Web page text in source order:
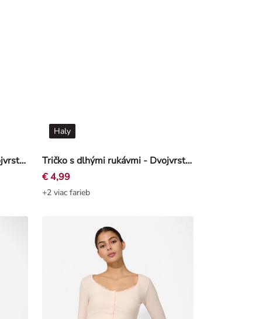
Tričko s dlhými rukávmi - Dvojvrstvový vzhľad - seda Tričko s dlhými rukávmi - Dvojvrstvový vzhľad - Čierna
Haly
€ 4,99
+2 viac farieb